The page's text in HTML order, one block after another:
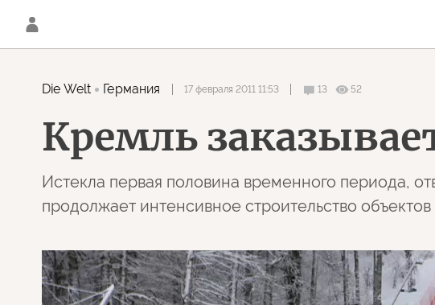
Die Welt Германия 17 февраля 2011 11:53 13 52
Кремль
Истекла первая половина временного периода,
продолжает интенсивное строительство